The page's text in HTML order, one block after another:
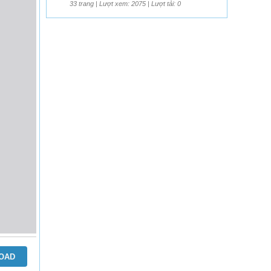
33 trang | Lượt xem: 2075 | Lượt tải: 0